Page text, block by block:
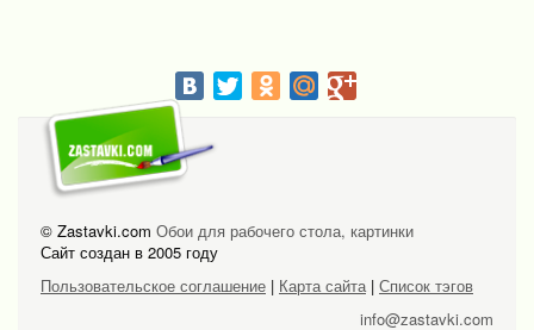
© Zastavki.com Обои для рабочего стола, картинки
Сайт создан в 2005 году
Пользовательское соглашение | Карта сайта| Список тэгов
info@zastavki.com